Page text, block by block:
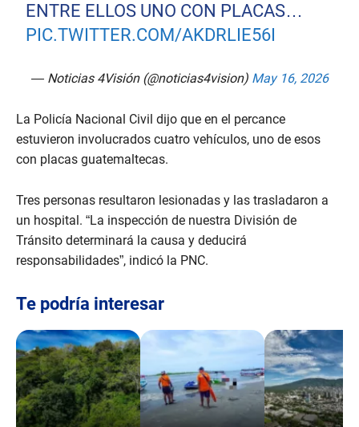
ENTRE ELLOS UNO CON PLACAS…
PIC.TWITTER.COM/AKDRLIE56I
— Noticias 4Visión (@noticias4vision) May 16, 2026
La Policía Nacional Civil dijo que en el percance
estuvieron involucrados cuatro vehículos, uno de esos
con placas guatemaltecas.
Tres personas resultaron lesionadas y las trasladaron a
un hospital. “La inspección de nuestra División de
Tránsito determinará la causa y deducirá
responsabilidades”, indicó la PNC.
Te podría interesar